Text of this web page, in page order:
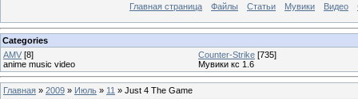
Главная страница Файлы Статьи Мувики Видео
Categories
AMV [8]
anime music video
Counter-Strike [735]
Мувики кс 1.6
Главная » 2009 » Июль » 11 » Just 4 The Game